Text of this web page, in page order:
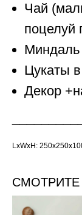
Чай
поцелуй
Миндаль
Цукаты
Декор
LxWxH:
СМОТРИТЕ